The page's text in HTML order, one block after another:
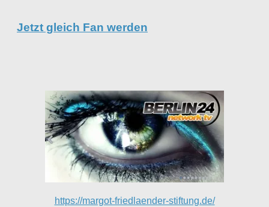
Jetzt gleich Fan werden
https://margot-friedlaender-stiftung.de/